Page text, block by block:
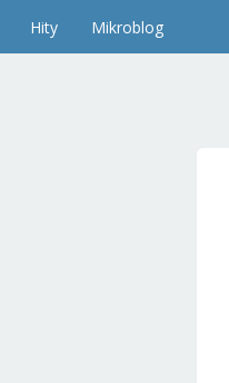
Hity Mikroblog